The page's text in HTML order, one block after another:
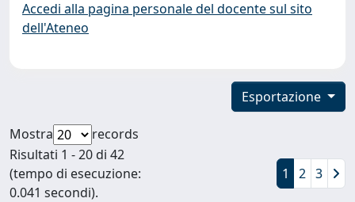
Accedi alla pagina personale del docente sul sito
dell'Ateneo
Esportazione
Mostra
records
Risultati 1 - 20 di 42
(tempo di esecuzione:
0.041 secondi).
1 2 3